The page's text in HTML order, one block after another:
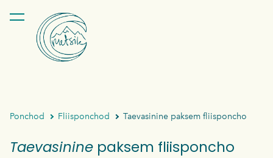
lisati ostukorvi.
Ponchod Fliisponchod Taevasinine paksem fliisponcho
Taevasinine paksem fliisponcho